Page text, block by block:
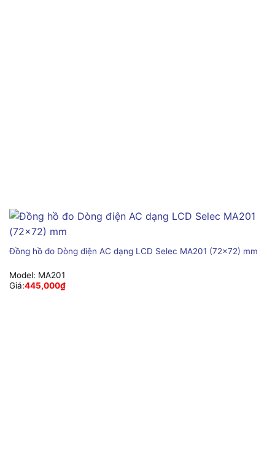
Đồng hồ đo Dòng điện AC dạng LCD Selec MA201 (72×72) mm
Model: MA201
Giá:445,000₫